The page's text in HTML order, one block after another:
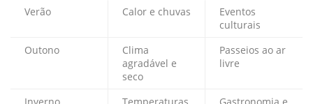
Verão
Calor e chuvas
Eventos
culturais
Outono
Clima
agradável e
seco
Passeios ao ar
livre